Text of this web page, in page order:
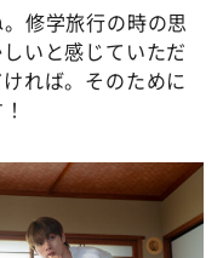
修学旅行の時の思
いと感じていただ
れば。そのために